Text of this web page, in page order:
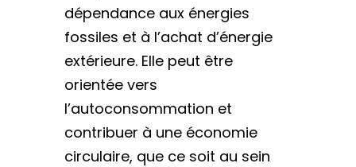
dépendance aux énergies
fossiles et à l’achat d’énergie
extérieure. Elle peut être
orientée vers
l’autoconsommation et
contribuer à une économie
circulaire, que ce soit au sein